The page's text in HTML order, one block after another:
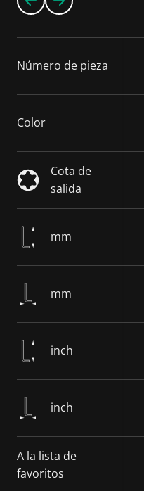
Número de pieza
Color
Cota de
salida
mm
mm
inch
inch
A la lista de
favoritos